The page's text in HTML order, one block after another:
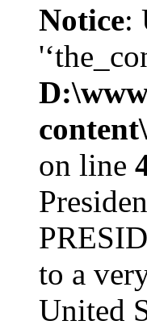
Notice:
on line
to a
United